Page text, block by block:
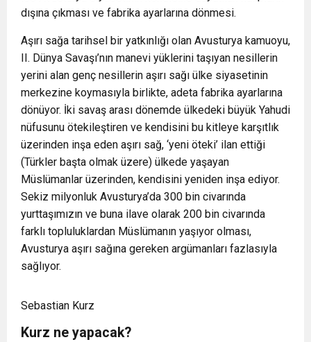
dışına çıkması ve fabrika ayarlarına dönmesi.
Aşırı sağa tarihsel bir yatkınlığı olan Avusturya kamuoyu,
II. Dünya Savaşı’nın manevi yüklerini taşıyan nesillerin
yerini alan genç nesillerin aşırı sağı ülke siyasetinin
merkezine koymasıyla birlikte, adeta fabrika ayarlarına
dönüyor. İki savaş arası dönemde ülkedeki büyük Yahudi
nüfusunu ötekileştiren ve kendisini bu kitleye karşıtlık
üzerinden inşa eden aşırı sağ, ‘yeni öteki’ ilan ettiği
(Türkler başta olmak üzere) ülkede yaşayan
Müslümanlar üzerinden, kendisini yeniden inşa ediyor.
Sekiz milyonluk Avusturya’da 300 bin civarında
yurttaşımızın ve buna ilave olarak 200 bin civarında
farklı topluluklardan Müslümanın yaşıyor olması,
Avusturya aşırı sağına gereken argümanları fazlasıyla
sağlıyor.
Sebastian Kurz
Kurz ne yapacak?